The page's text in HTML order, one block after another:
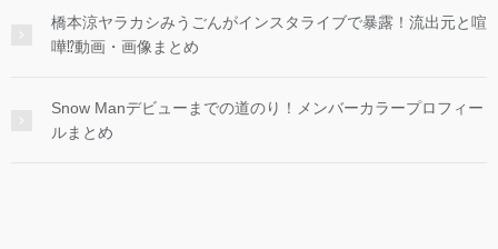
橋本涼ヤラカシみうごんがインスタライブで暴露！流出元と喧
嘩⁉︎動画・画像まとめ
Snow Manデビューまでの道のり！メンバーカラープロフィー
ルまとめ